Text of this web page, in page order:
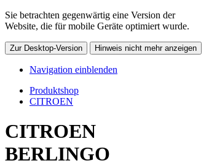
Sie betrachten gegenwärtig eine Version der
Website, die für mobile Geräte optimiert wurde.
Zur Desktop-Version Hinweis nicht mehr anzeigen
Navigation einblenden
Produktshop
CITROEN
CITROEN
BERLINGO